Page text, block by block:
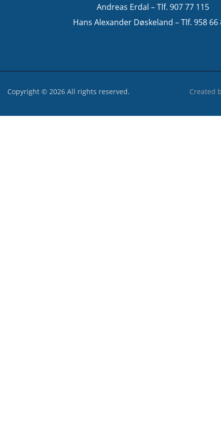
Andreas Erdal – Tlf. 907 77 115
Hans Alexander Døskeland – Tlf. 958 66
Copyright © 2026 All rights reserved. Created